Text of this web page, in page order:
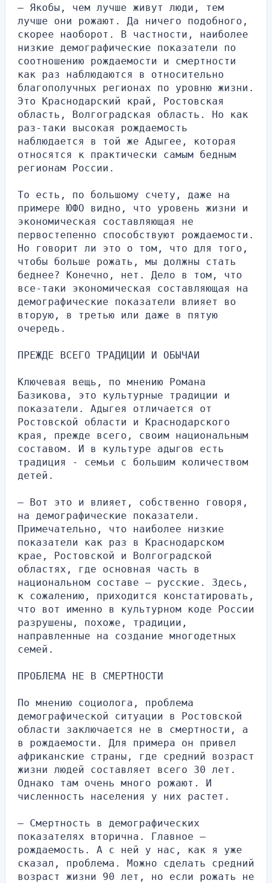
— Якобы, чем лучше живут люди, тем
лучше они рожают. Да ничего подобного,
скорее наоборот. В частности, наиболее
низкие демографические показатели по
соотношению рождаемости и смертности
как раз наблюдаются в относительно
благополучных регионах по уровню жизни.
Это Краснодарский край, Ростовская
область, Волгоградская область. Но как
раз-таки высокая рождаемость
наблюдается в той же Адыгее, которая
относятся к практически самым бедным
регионам России.
То есть, по большому счету, даже на
примере ЮФО видно, что уровень жизни и
экономическая составляющая не
первостепенно способствуют рождаемости.
Но говорит ли это о том, что для того,
чтобы больше рожать, мы должны стать
беднее? Конечно, нет. Дело в том, что
все-таки экономическая составляющая на
демографические показатели влияет во
вторую, в третью или даже в пятую
очередь.
ПРЕЖДЕ ВСЕГО ТРАДИЦИИ И ОБЫЧАИ
Ключевая вещь, по мнению Романа
Базикова, это культурные традиции и
показатели. Адыгея отличается от
Ростовской области и Краснодарского
края, прежде всего, своим национальным
составом. И в культуре адыгов есть
традиция - семьи с большим количеством
детей.
— Вот это и влияет, собственно говоря,
на демографические показатели.
Примечательно, что наиболее низкие
показатели как раз в Краснодарском
крае, Ростовской и Волгоградской
областях, где основная часть в
национальном составе — русские. Здесь,
к сожалению, приходится констатировать,
что вот именно в культурном коде России
разрушены, похоже, традиции,
направленные на создание многодетных
семей.
ПРОБЛЕМА НЕ В СМЕРТНОСТИ
По мнению социолога, проблема
демографической ситуации в Ростовской
области заключается не в смертности, а
в рождаемости. Для примера он привел
африканские страны, где средний возраст
жизни людей составляет всего 30 лет.
Однако там очень много рожают. И
численность населения у них растет.
— Смертность в демографических
показателях вторична. Главное —
рождаемость. А с ней у нас, как я уже
сказал, проблема. Можно сделать средний
возраст жизни 90 лет, но если рожать не